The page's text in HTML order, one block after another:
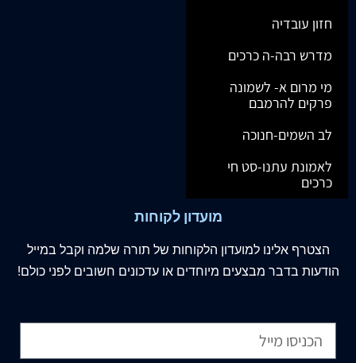
חזון עובדיה
מדרש רבה-ה כרכים
מי מרום א- לשמונה
פרקים להרמבם
לב השמים-חנוכה
לאמונת עתנו-סט חי
כרכים
מועדון לקוחות
הצטרף אלינו למועדון הלקוחות של תורה שלמה וקבל במייל
הודעות בדבר מבצעים מיוחדים או עדכונים חשובים לפני כולם!